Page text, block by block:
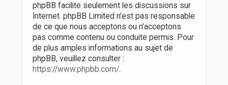
phpBB facilite seulement les discussions sur
Internet. phpBB Limited n’est pas responsable
de ce que nous acceptons ou n’acceptons
pas comme contenu ou conduite permis. Pour
de plus amples informations au sujet de
phpBB, veuillez consulter :
https://www.phpbb.com/.